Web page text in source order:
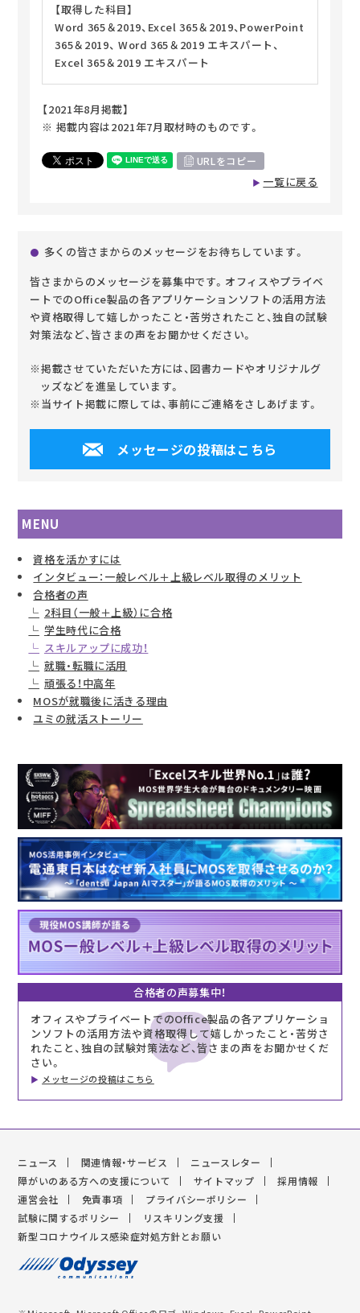
【取得した科目】
Word 365＆2019、Excel 365＆2019、PowerPoint
365＆2019、 Word 365＆2019 エキスパート、
Excel 365＆2019 エキスパート
【2021年8月掲載】
※ 掲載内容は2021年7月取材時のものです。
URLをコピー
一覧に戻る
多くの皆さまからのメッセージをお待ちしています。
皆さまからのメッセージを募集中です。オフィスやプライベ
ートでのOffice製品の各アプリケーションソフトの活用方法
や資格取得して嬉しかったこと・苦労されたこと、独自の試験
対策法など、皆さまの声をお聞かせください。
※掲載させていただいた方には、図書カードやオリジナルグ
ッズなどを進呈しています。
※当サイト掲載に際しては、事前にご連絡をさしあげます。
メッセージの投稿はこちら
MENU
資格を活かすには
インタビュー：一般レベル＋上級レベル取得のメリット
合格者の声
2科目（一般＋上級）に合格
学生時代に合格
スキルアップに成功！
就職・転職に活用
頑張る！中高年
MOSが就職後に活きる理由
ユミの就活ストーリー
合格者の声募集中！
オフィスやプライベートでのOffice製品の各アプリケーショ
ンソフトの活用方法や資格取得して嬉しかったこと・苦労さ
れたこと、独自の試験対策法など、皆さまの声をお聞かせくだ
さい。
メッセージの投稿はこちら
ニュース 関連情報・サービス
ニュースレター
障がいのある方への支援について
サイトマップ
採用情報
運営会社
免責事項
プライバシーポリシー
試験に関するポリシー
リスキリング支援
新型コロナウイルス感染症対処方針とお願い